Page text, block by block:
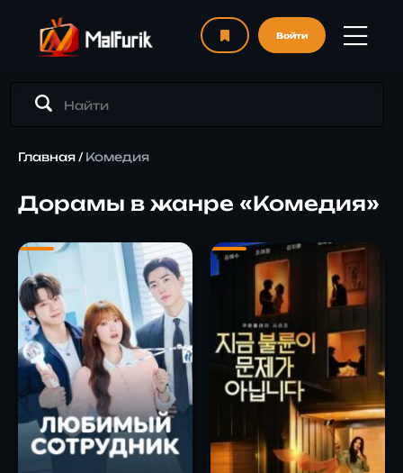
Войти
Главная/ Комедия
Дорамы в жанре «Комедия»